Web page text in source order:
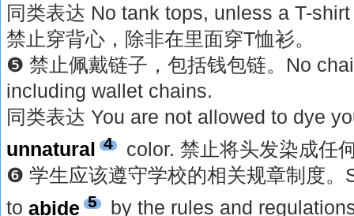
同类表达 No tank tops, unless a T-
禁止穿背心，除非在里面穿T恤衫。
❺ 禁止佩戴链子，包括钱包链。No
including wallet chains.
同类表达 You are not allowed to dye
unnatural 4
color. 禁止将头发染成任
❻ 学生应该遵守学校的相关规章制度。
toabide 5
by the rules and